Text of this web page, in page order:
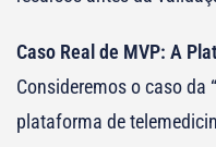
Caso Real de MVP: A
Consideremos o caso da
plataforma de